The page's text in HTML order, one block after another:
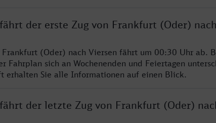
der erste Zug von Frankfurt (Oder)
Frankfurt (Oder) nach Viersen fährt um 00:30 Uhr ab.
Fahrplan sich an Wochenenden und Feiertagen
erhalten Sie alle Informationen auf einen Blick.
der letzte Zug von Frankfurt (Oder)